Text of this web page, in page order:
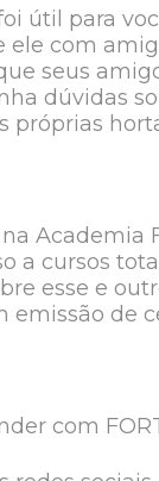
útil para
ele com
seus
dúvidas
próprias
Academia
a cursos
esse e
emissão de
com